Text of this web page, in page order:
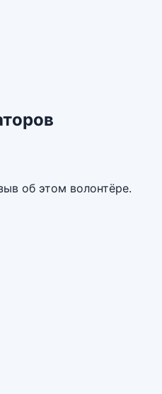
об этом волонтёре.